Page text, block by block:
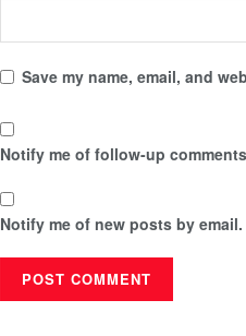
Save my name, email, and
Notify me of follow-up
Notify me of new posts by email.